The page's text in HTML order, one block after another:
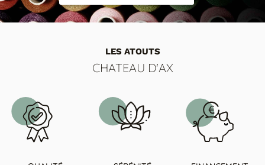
LES ATOUTS
CHATEAU D'AX